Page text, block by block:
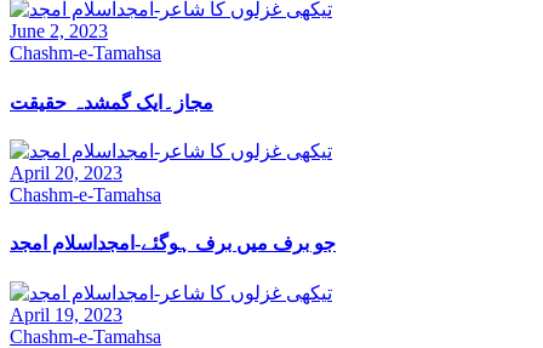
June 2, 2023
Chashm-e-Tamahsa
مجاز۔ایک گمشدہ حقیقت
April 20, 2023
Chashm-e-Tamahsa
جو برف میں برف ہوگئے-امجداسلام امجد
April 19, 2023
Chashm-e-Tamahsa